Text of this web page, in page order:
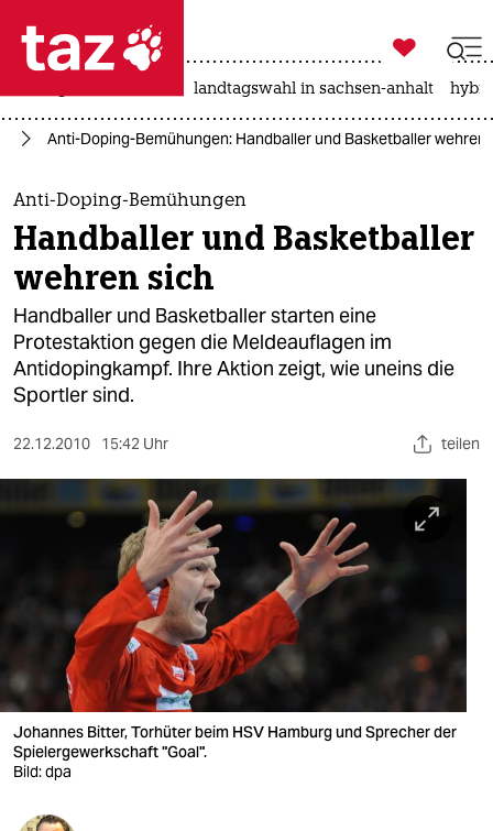
 taz zahl ich
taz zahl ich
themen
politik
öko
gesellschaft
kultur
sport
wahrheit
verlag
verlag
veranstaltungen
shop
fragen & hilfe

taz zahl ich
landtagswahl in sachsen-anhalt
Anti-Doping-Bemühungen: Handballer und Basketballer wehren
Anti-Doping-Bemühungen
Handballer und Basketballer
wehren sich
Handballer und Basketballer starten eine
Protestaktion gegen die Meldeauflagen im
Antidopingkampf. Ihre Aktion zeigt, wie uneins die
Sportler sind.
22.12.2010 15:42 Uhr teilen
Johannes Bitter, Torhüter beim HSV Hamburg und Sprecher der
Spielergewerkschaft "Goal".
Bild: dpa